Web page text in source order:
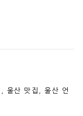
울산 맛집
울산 언